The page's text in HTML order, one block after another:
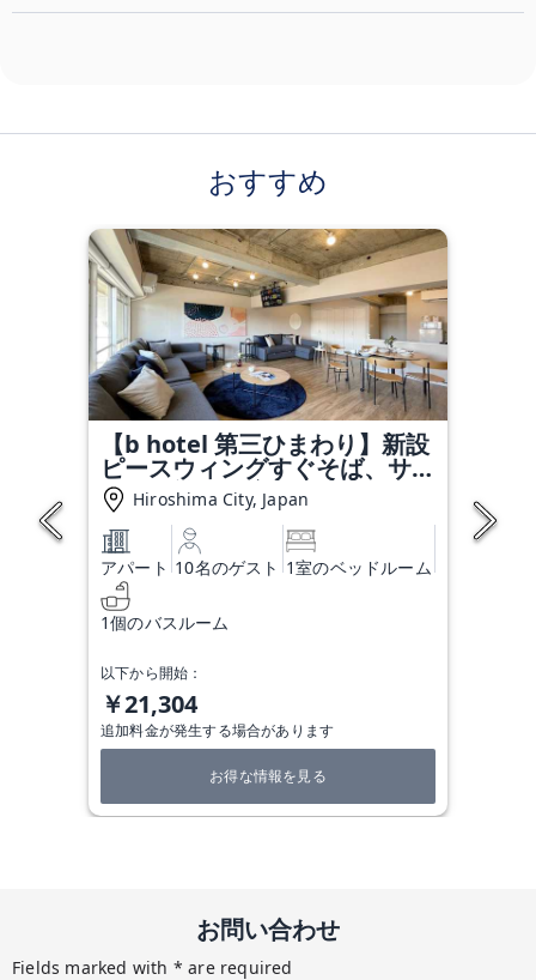
おすすめ
【b hotel 第三ひまわり】新設
ピースウィングすぐそば、サッ
カー観戦に最適アクセス 54
Hiroshima City, Japan
アパート 10名のゲスト 1室のベッドルーム
1個のバスルーム
以下から開始：
￥21,304
追加料金が発生する場合があります
お得な情報を見る
お問い合わせ
Fields marked with * are required